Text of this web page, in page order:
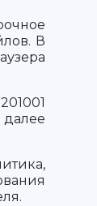
В
далее